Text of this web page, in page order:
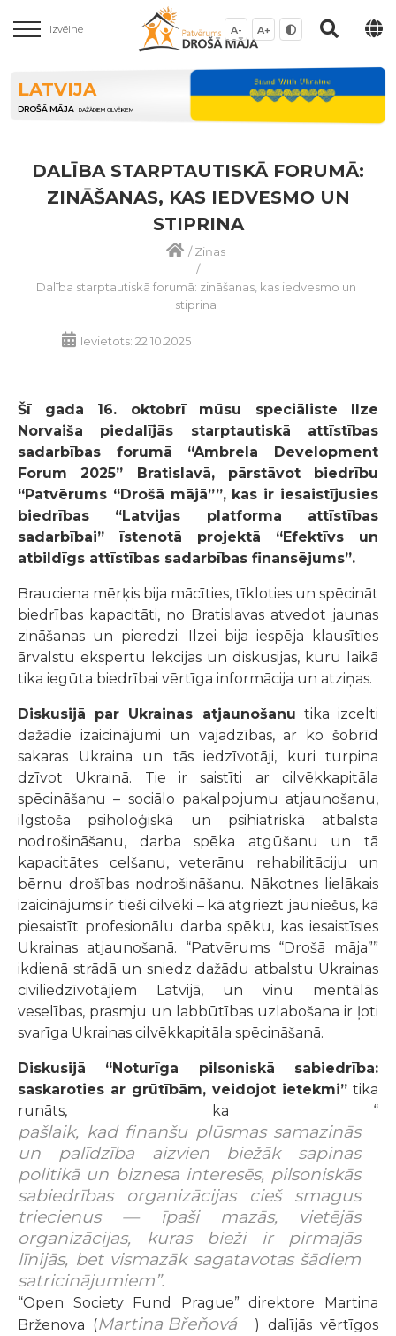
Izvēlne A- A+
LATVIJA
DROŠĀ MĀJA DAŽĀDIEM CILVĒKIEM
DALĪBA STARPTAUTISKĀ FORUMĀ:
ZINĀŠANAS, KAS IEDVESMO UN
STIPRINA
/Ziņas
/
Dalība starptautiskā forumā: zināšanas, kas iedvesmo un
stiprina
Ievietots: 22.10.2025
Šī gada 16. oktobrī mūsu speciāliste Ilze
Norvaiša piedalījās starptautiskā attīstības
sadarbības forumā “Ambrela Development
Forum 2025” Bratislavā, pārstāvot biedrību
“Patvērums “Drošā mājā””, kas ir iesaistījusies
biedrības “Latvijas platforma attīstības
sadarbībai” īstenotā projektā “Efektīvs un
atbildīgs attīstības sadarbības finansējums”.
Brauciena mērķis bija mācīties, tīkloties un spēcināt
biedrības kapacitāti, no Bratislavas atvedot jaunas
zināšanas un pieredzi. Ilzei bija iespēja klausīties
ārvalstu ekspertu lekcijas un diskusijas, kuru laikā
tika iegūta biedrībai vērtīga informācija un atziņas.
Diskusijā par Ukrainas atjaunošanu tika izcelti
dažādie izaicinājumi un vajadzības, ar ko šobrīd
sakaras Ukraina un tās iedzīvotāji, kuri turpina
dzīvot Ukrainā. Tie ir saistīti ar cilvēkkapitāla
spēcināšanu – sociālo pakalpojumu atjaunošanu,
ilgstoša psiholoģiskā un psihiatriskā atbalsta
nodrošināšanu, darba spēka atgūšanu un tā
kapacitātes celšanu, veterānu rehabilitāciju un
bērnu drošības nodrošināšanu. Nākotnes lielākais
izaicinājums ir tieši cilvēki – kā atgriezt jauniešus, kā
piesaistīt profesionālu darba spēku, kas iesaistīsies
Ukrainas atjaunošanā. “Patvērums “Drošā māja””
ikdienā strādā un sniedz dažādu atbalstu Ukrainas
civiliedzīvotājiem Latvijā, un viņu mentālās
veselības, prasmju un labbūtības uzlabošana ir ļoti
svarīga Ukrainas cilvēkkapitāla spēcināšanā.
Diskusijā “Noturīga pilsoniskā sabiedrība:
saskaroties ar grūtībām, veidojot ietekmi” tika
runāts, ka “
pašlaik, kad finanšu plūsmas samazinās
un palīdzība aizvien biežāk sapinas
politikā un biznesa interesēs, pilsoniskās
sabiedrības organizācijas cieš smagus
triecienus — īpaši mazās, vietējās
organizācijas, kuras bieži ir pirmajās
līnijās, bet vismazāk sagatavotas šādiem
satricinājumiem”.
“Open Society Fund Prague” direktore Martina
Brženova (Martina Břeňová
) dalījās vērtīgos